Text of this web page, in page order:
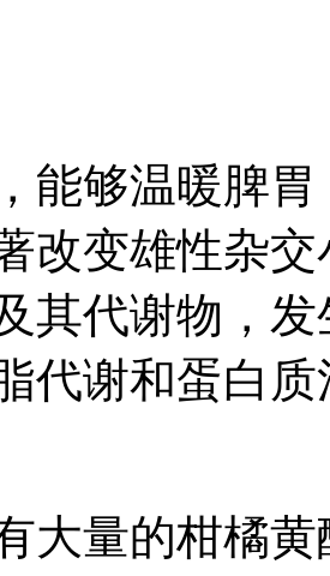
能够温暖脾
改变雄性杂
其代谢物，
代谢和蛋白
大量的柑橘